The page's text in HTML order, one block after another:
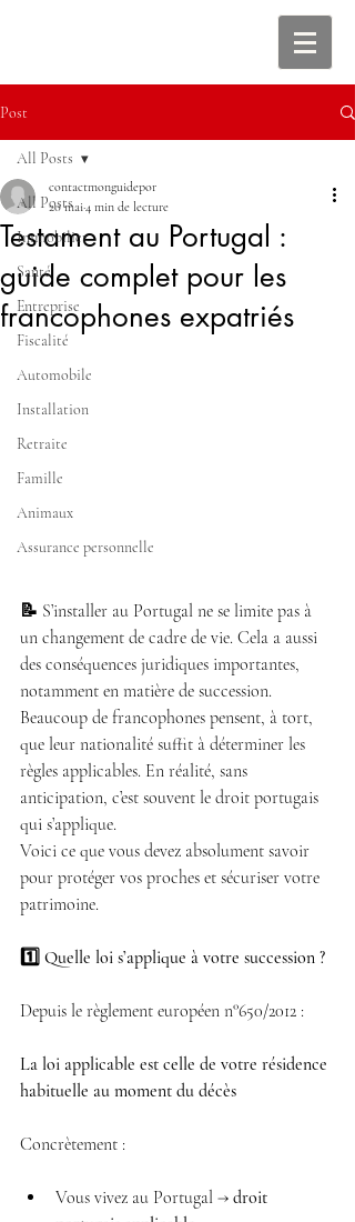
Post
All Posts
Immobilier
Santé
Entreprise
Fiscalité
Automobile
Installation
Retraite
Famille
Animaux
Assurance personnelle
All Posts
Testament au Portugal :
guide complet pour les
francophones expatriés
contactmonguidepor
20 mai4 min de lecture
📝 S’installer au Portugal ne se limite pas à
un changement de cadre de vie. Cela a aussi
des conséquences juridiques importantes,
notamment en matière de succession.
Beaucoup de francophones pensent, à tort,
que leur nationalité suffit à déterminer les
règles applicables. En réalité, sans
anticipation, c’est souvent le droit portugais
qui s’applique.
Voici ce que vous devez absolument savoir
pour protéger vos proches et sécuriser votre
patrimoine.
1️⃣ Quelle loi s’applique à votre succession ?
Depuis le règlement européen n°650/2012 :
La loi applicable est celle de votre résidence
habituelle au moment du décès
Concrètement :
Vous vivez au Portugal → droit